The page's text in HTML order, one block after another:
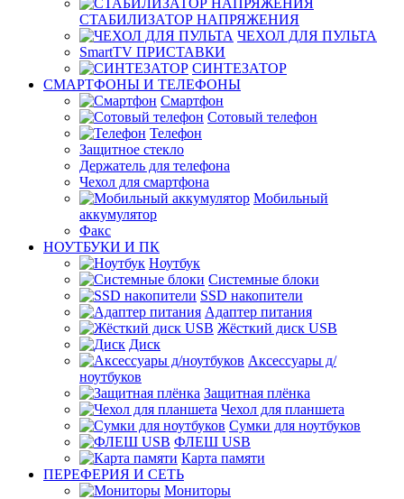
СТАБИЛИЗАТОР НАПРЯЖЕНИЯ
ЧЕХОЛ ДЛЯ ПУЛЬТА
SmartTV ПРИСТАВКИ
СИНТЕЗАТОР
СМАРТФОНЫ И ТЕЛЕФОНЫ
Смартфон
Сотовый телефон
Телефон
Защитное стекло
Держатель для телефона
Чехол для смартфона
Мобильный
аккумулятор
Факс
НОУТБУКИ И ПК
Ноутбук
Системные блоки
SSD накопители
Адаптер питания
Жёсткий диск USB
Диск
Аксессуары д/
ноутбуков
Защитная плёнка
Чехол для планшета
Сумки для ноутбуков
ФЛЕШ USB
Карта памяти
ПЕРЕФЕРИЯ И СЕТЬ
Мониторы